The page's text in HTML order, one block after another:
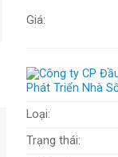
Giá:
Loại:
Trạng thái: